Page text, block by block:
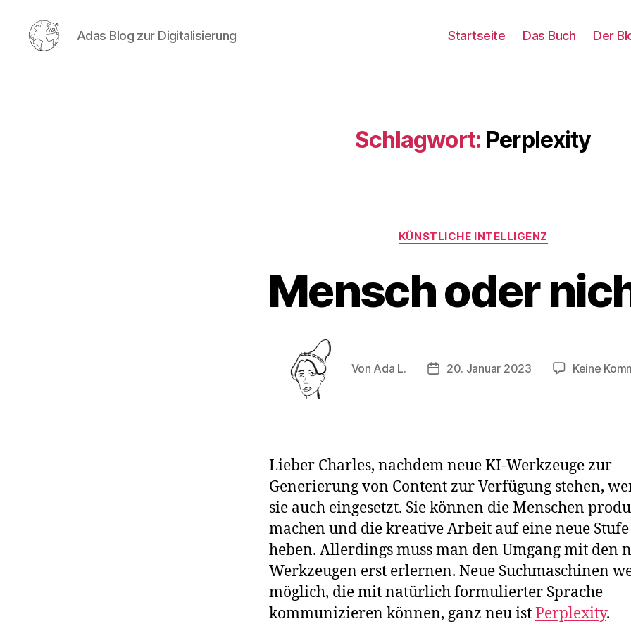
Adas Blog zur Digitalisierung Startseite Das Buch Der
Schlagwort: Perplexity
Kategorien
KÜNSTLICHE INTELLIGENZ
Mensch oder
Beitragsautor
Von Ada L. Beitragsdatum
20. Januar 2023 Keine
Lieber Charles, nachdem neue KI-Werkzeuge zur
Generierung von Content zur Verfügung stehen,
sie auch eingesetzt. Sie können die Menschen
machen und die kreative Arbeit auf eine neue Stufe
heben. Allerdings muss man den Umgang mit den
Werkzeugen erst erlernen. Neue Suchmaschinen
möglich, die mit natürlich formulierter Sprache
kommunizieren können, ganz neu istPerplexity.